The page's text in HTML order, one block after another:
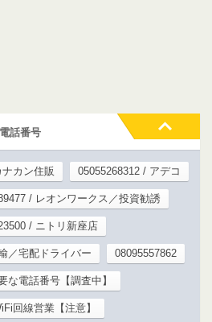
話番号
カン住販 05055268312 / アデコ
/ レオンワークス／投資勧誘
/ ニトリ新座店
／宅配ドライバー 08095557862
な電話番号【調査中】
回線営業【注意】